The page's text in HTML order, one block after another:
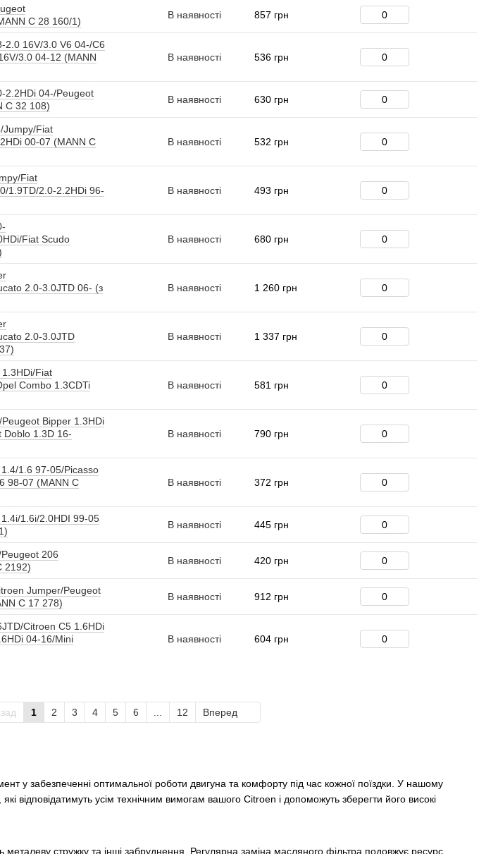
у забезпеченні оптимальної роботи двигуна та комфорту під час кожної поїздки. У нашому
відповідатимуть усім технічним вимогам вашого Citroen і допоможуть зберегти його високі
стружку та інші забруднення. Регулярна заміна масляного фільтра подовжує ресурс
C 28 160/1)
В наявності 857 грн
2.0 16V/3.0 V6 04-/C6
3.0 04-12 (MANN
В наявності 536 грн
2.2HDi 04-/Peugeot
C 32 108)
В наявності 630 грн
Jumpy/Fiat
00-07 (MANN C
В наявності 532 грн
Fiat
1.9TD/2.0-2.2HDi 96-
В наявності 493 грн
Fiat Scudo
В наявності 680 грн
2.0-3.0JTD 06- (з
В наявності 1 260 грн
2.0-3.0JTD
В наявності 1 337 грн
1.3HDi/Fiat
Combo 1.3CDTi
В наявності 581 грн
Peugeot Bipper 1.3HDi
Doblo 1.3D 16-
В наявності 790 грн
1.4/1.6 97-05/Picasso
98-07 (MANN C
В наявності 372 грн
1.4i/1.6i/2.0HDI 99-05
В наявності 445 грн
Peugeot 206
2192)
В наявності 420 грн
Jumper/Peugeot
C 17 278)
В наявності 912 грн
Citroen C5 1.6HDi
04-16/Mini
В наявності 604 грн
1 2 3 4 5 6 12 Вперед